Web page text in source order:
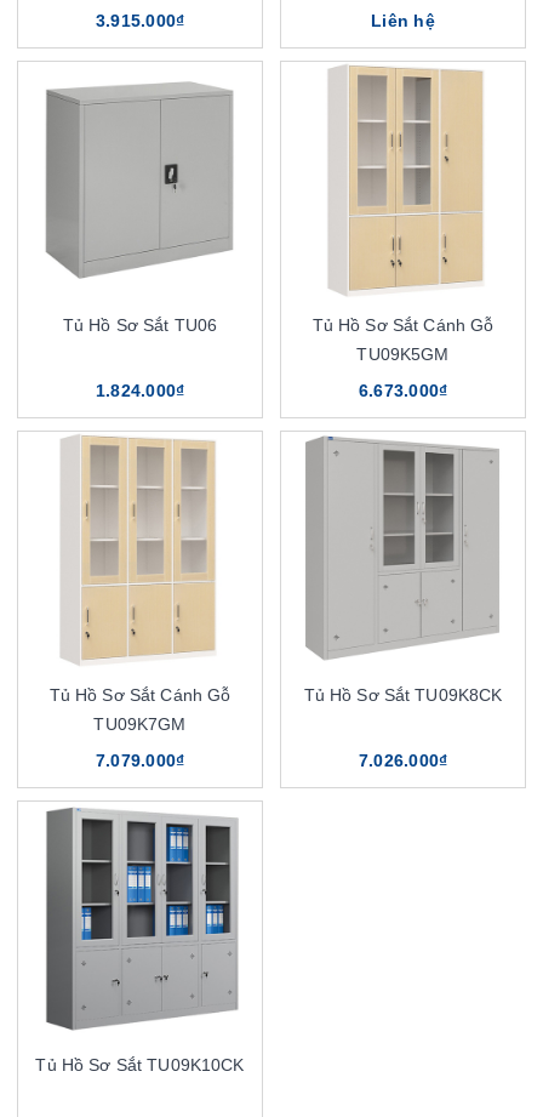
3.915.000₫ Liên hệ
Tủ Hồ Sơ Sắt TU06
1.824.000₫
Tủ Hồ Sơ Sắt Cánh Gỗ
TU09K5GM
6.673.000₫
Tủ Hồ Sơ Sắt Cánh Gỗ
TU09K7GM
7.079.000₫
Tủ Hồ Sơ Sắt TU09K8CK
7.026.000₫
Tủ Hồ Sơ Sắt TU09K10CK